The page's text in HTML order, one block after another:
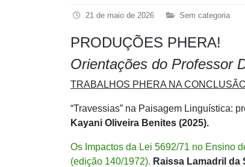
21 de maio de 2026 Sem categoria
PRODUÇÕES PHERA!
Orientações do Professor
TRABALHOS PHERA NA
“Travessias” na Paisagem Linguística:
Kayani Oliveira Benites (2025).
Os Impactos da Lei 5692/71 no Ensino
(edição 140/1972). Raissa Lamadril da